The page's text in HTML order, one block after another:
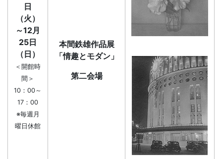
日
（火）
～12月
25日
（日）
＜開館時
間＞
10：00～
17：00
※毎週月
曜日休館
本間鉄雄作品展
「情趣とモダン」
第二会場